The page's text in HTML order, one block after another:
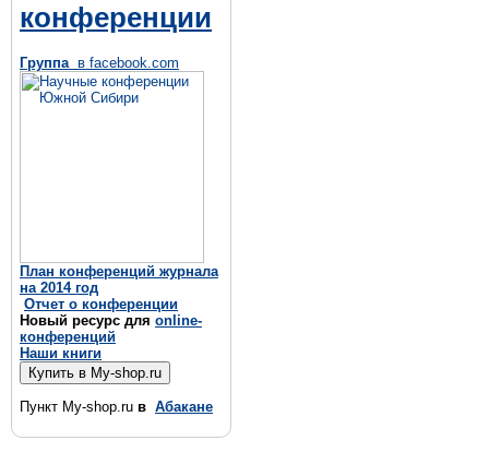
конференции
Группа в facebook.com
План конференций журнала
на 2014 год
Отчет о конференции
Новый ресурс для online-
конференций
Наши книги
Пункт My-shop.ru в Абакане